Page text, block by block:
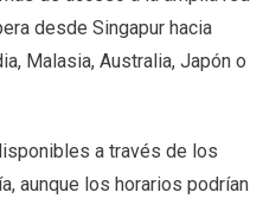
desde Singapur hacia
Malasia, Australia, Japón o
a través de los
aunque los horarios podrían